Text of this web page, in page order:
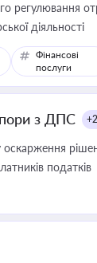
регулювання
діяльності
Фінансові
послуги
з ДПС
оскарження
податків